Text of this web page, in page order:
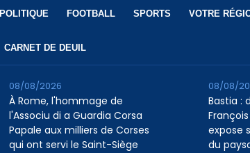
POLITIQUE FOOTBALL SPORTS VOTRE
CARNET DE DEUIL
À Rome, l'hommage de
l'Associu di a Guardia Corsa
Papale aux milliers de Corses
qui ont servi le Saint-Siège
08/08/2026
Bastia :
expose
du
08/08/